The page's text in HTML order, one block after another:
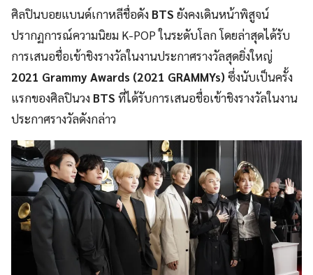
ศิลปินบอยแบนด์เกาหลีชื่อดัง BTS ยังคงเดินหน้าพิสูจน์
ปรากฏการณ์ความนิยม K-POP ในระดับโลก โดยล่าสุดได้รับ
การเสนอชื่อเข้าชิงรางวัลในงานประกาศรางวัลสุดยิ่งใหญ่
2021 Grammy Awards (2021 GRAMMYs)ซึ่งนับเป็นครั้ง
แรกของศิลปินวง BTS ที่ได้รับการเสนอชื่อเข้าชิงรางวัลในงาน
ประกาศรางวัลดังกล่าว